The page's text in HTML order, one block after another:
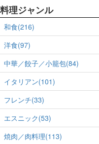
料理ジャンル
和食(216)
洋食(97)
中華／餃子／小籠包(84)
イタリアン(101)
フレンチ(33)
エスニック(53)
焼肉／肉料理(113)